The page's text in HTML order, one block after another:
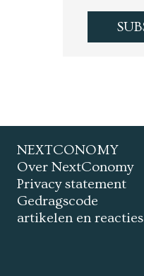
NEXTCONOMY
Over NextConomy
Privacy statement
Gedragscode
artikelen en reacties